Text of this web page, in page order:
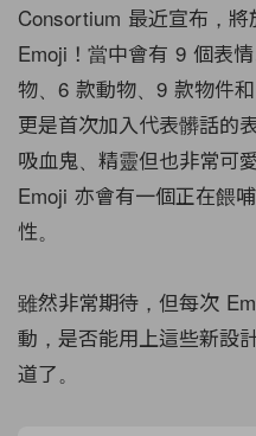
Consortium 最近宣布，
Emoji！當中會有 9 個表
物、6 款動物、9 款物件
更是首次加入代表髒話的
吸血鬼、精靈但也非常可
Emoji 亦會有一個正在餵
性。
雖然非常期待，但每次
動，是否能用上這些新設
道了。